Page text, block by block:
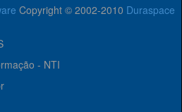
Copyright © 2002-2010 Duraspace
- NTI